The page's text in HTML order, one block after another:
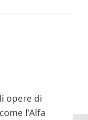
opere di
l’Alfa